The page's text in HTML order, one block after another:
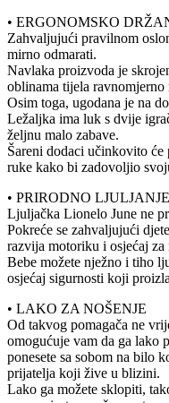
• ERGONOMSKO
Zahvaljujući pravilnom
mirno odmarati.
Navlaka proizvoda je
oblinama tijela
Osim toga, ugodana je na
Ležaljka ima luk s dvije
željnu malo zabave.
Šareni dodaci učinkovito će
ruke kako bi zadovoljio
• PRIRODNO LJULJANJE
Ljuljačka Lionelo June ne
Pokreće se zahvaljujući
razvija motoriku i osjećaj za
Bebe možete nježno i tiho
osjećaj sigurnosti koji
• LAKO ZA NOŠENJE
Od takvog pomagača ne
omogućuje vam da ga lako
ponesete sa sobom na bilo
prijatelja koji žive u blizini.
Lako ga možete sklopiti,